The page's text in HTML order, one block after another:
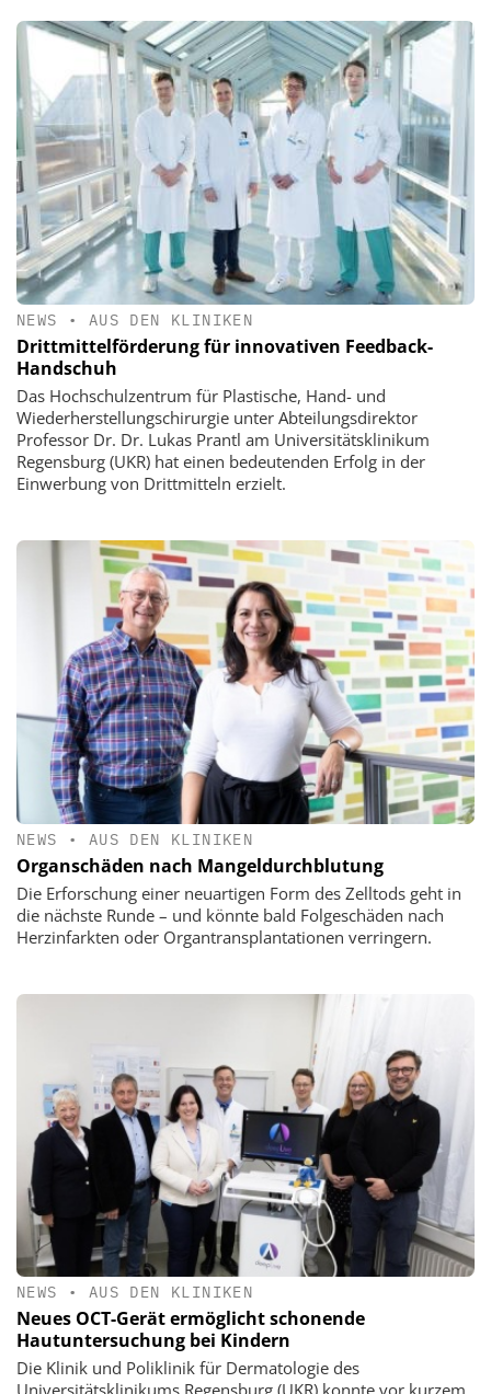
NEWS • AUS DEN KLINIKEN
Drittmittelförderung für innovativen Feedback-
Handschuh
Das Hochschulzentrum für Plastische, Hand- und
Wiederherstellungschirurgie unter Abteilungsdirektor
Professor Dr. Dr. Lukas Prantl am Universitätsklinikum
Regensburg (UKR) hat einen bedeutenden Erfolg in der
Einwerbung von Drittmitteln erzielt.
NEWS • AUS DEN KLINIKEN
Organschäden nach Mangeldurchblutung
Die Erforschung einer neuartigen Form des Zelltods geht in
die nächste Runde – und könnte bald Folgeschäden nach
Herzinfarkten oder Organtransplantationen verringern.
NEWS • AUS DEN KLINIKEN
Neues OCT-Gerät ermöglicht schonende
Hautuntersuchung bei Kindern
Die Klinik und Poliklinik für Dermatologie des